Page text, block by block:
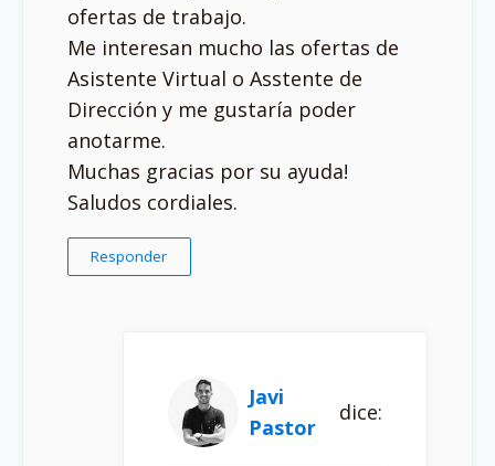
ofertas de trabajo.
Me interesan mucho las ofertas de
Asistente Virtual o Asstente de
Dirección y me gustaría poder
anotarme.
Muchas gracias por su ayuda!
Saludos cordiales.
Responder
Javi
Pastor
dice: